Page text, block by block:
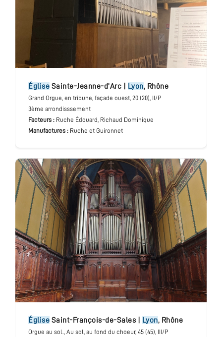
église Sainte-Jeanne-d’Arc Lyon, Rhône
Grand Orgue, en tribune, façade ouest, 20 (20), II/P
3ème arrondisssement
Facteurs : Ruche Édouard, Richaud Dominique
Manufactures : Ruche et Guironnet
église Saint-François-de-Sales| Lyon, Rhône
Orgue au sol., Au sol, au fond du choeur, 45 (45), III/P